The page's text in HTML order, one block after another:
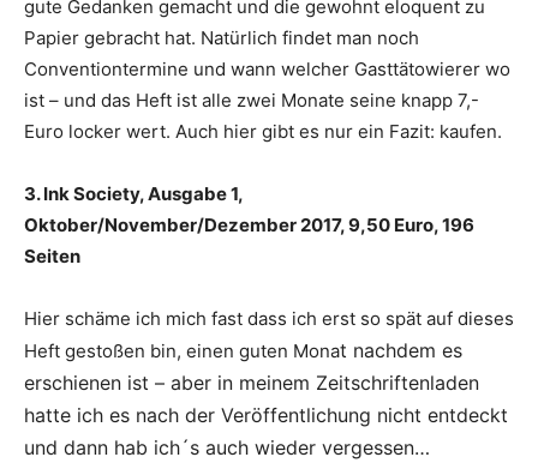
gute Gedanken gemacht und die gewohnt eloquent zu
Papier gebracht hat. Natürlich findet man noch
Conventiontermine und wann welcher Gasttätowierer wo
ist – und das Heft ist alle zwei Monate seine knapp 7,-
Euro locker wert. Auch hier gibt es nur ein Fazit: kaufen.
3. Ink Society, Ausgabe 1,
Oktober/November/Dezember 2017, 9,50 Euro, 196
Seiten
Hier schäme ich mich fast dass ich erst so spät auf dieses
Heft gestoßen bin, einen guten Monat nachdem es
erschienen ist – aber in meinem Zeitschriftenladen
hatte ich es nach der Veröffentlichung nicht entdeckt
und dann hab ich´s auch wieder vergessen…